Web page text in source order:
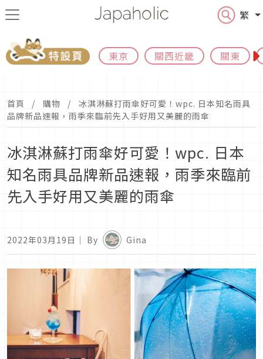
繁
東京 關西近畿 關東
首頁 購物
冰淇淋蘇打雨傘好可愛！wpc. 日本知名雨具
品牌新品速報，雨季來臨前先入手好用又美麗的雨傘
冰淇淋蘇打雨傘好可愛！wpc. 日本
知名雨具品牌新品速報，雨季來臨前
先入手好用又美麗的雨傘
2022年03月19日 ｜ By Gina